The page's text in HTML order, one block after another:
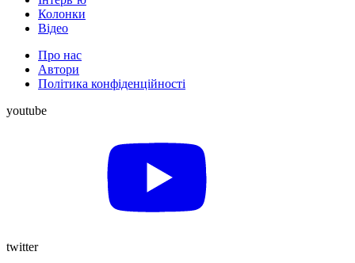
Колонки
Відео
Про нас
Автори
Політика конфіденційності
youtube
twitter